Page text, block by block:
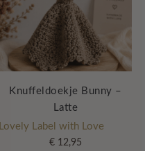
Knuffeldoekje Bunny –
Latte
Lovely Label with Love
€12,95